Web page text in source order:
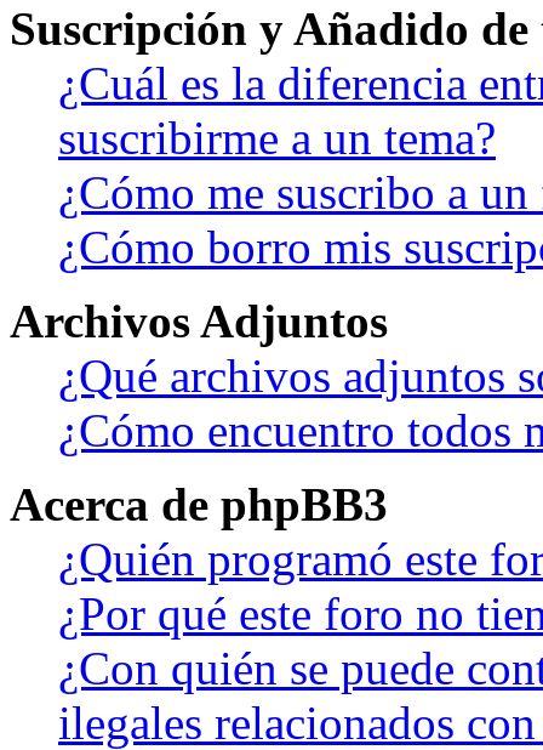
Suscripción y Añadido
¿Cuál es la diferencia
suscribirme a un tema?
¿Cómo me suscribo a
¿Cómo borro mis
Archivos Adjuntos
¿Qué archivos adjuntos
¿Cómo encuentro todos
Acerca de phpBB3
¿Quién programó este
¿Por qué este foro no
¿Con quién se puede
ilegales relacionados